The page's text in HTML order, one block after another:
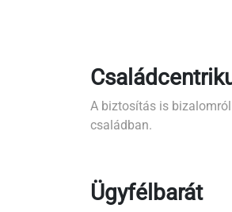
A biztosítás is
családban.
Ügyfélbarát